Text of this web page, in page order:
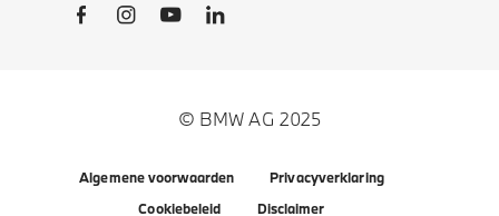
Social Links
© BMW AG 2025
Algemene voorwaarden
Privacyverklaring
Cookiebeleid
Disclaimer